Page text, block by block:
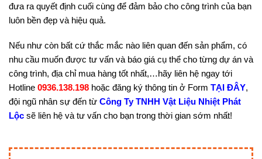
đưa ra quyết định cuối cùng để đảm bảo cho công trình của bạn
luôn bền đẹp và hiệu quả.
Nếu như còn bất cứ thắc mắc nào liên quan đến sản phẩm, có
nhu cầu muốn được tư vấn và báo giá cụ thể cho từng dự án và
công trình, địa chỉ mua hàng tốt nhất,…hãy liên hệ ngay tới
Hotline 0936.138.198 hoặc đăng ký thông tin ở Form TẠI ĐÂY,
đội ngũ nhân sự đến từ Công Ty TNHH Vật Liệu Nhiệt Phát
Lộc sẽ liên hệ và tư vấn cho bạn trong thời gian sớm nhất!